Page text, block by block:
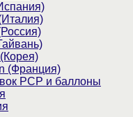
(Франция)
PCP и баллоны